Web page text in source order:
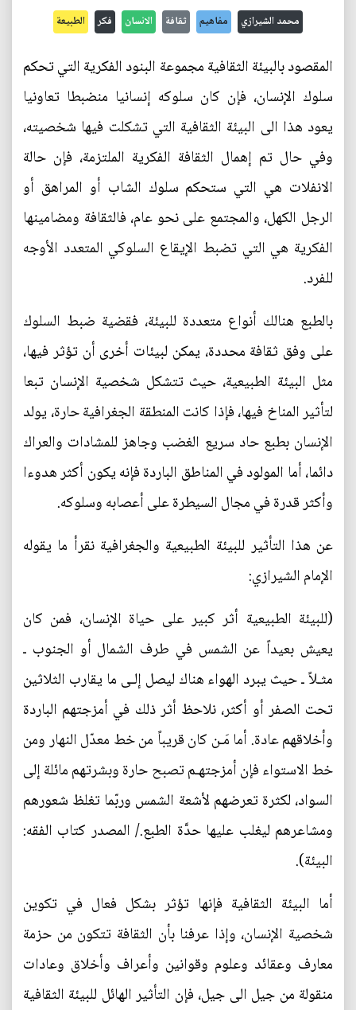
محمد الشيرازي مفاهيم ثقافة الانسان فكر الطبيعة
المقصود بالبيئة الثقافية مجموعة البنود الفكرية التي تحكم
سلوك الإنسان، فإن كان سلوكه إنسانيا منضبطا تعاونيا
يعود هذا الى البيئة الثقافية التي تشكلت فيها شخصيته،
وفي حال تم إهمال الثقافة الفكرية الملتزمة، فإن حالة
الانفلات هي التي ستحكم سلوك الشاب أو المراهق أو
الرجل الكهل، والمجتمع على نحو عام، فالثقافة ومضامينها
الفكرية هي التي تضبط الإيقاع السلوكي المتعدد الأوجه
للفرد.
بالطبع هنالك أنواع متعددة للبيئة، فقضية ضبط السلوك
على وفق ثقافة محددة، يمكن لبيئات أخرى أن تؤثر فيها،
مثل البيئة الطبيعية، حيث تتشكل شخصية الإنسان تبعا
لتأثير المناخ فيها، فإذا كانت المنطقة الجغرافية حارة، يولد
الإنسان بطبع حاد سريع الغضب وجاهز للمشادات والعراك
دائما، أما المولود في المناطق الباردة فإنه يكون أكثر هدوءا
وأكثر قدرة في مجال السيطرة على أعصابه وسلوكه.
عن هذا التأثير للبيئة الطبيعية والجغرافية نقرأ ما يقوله
الإمام الشيرازي:
(للبيئة الطبيعية أثر كبير على حياة الإنسان، فمن كان
يعيش بعيداً عن الشمس في طرف الشمال أو الجنوب ـ
مثـلاً ـ حيث يبرد الهواء هناك ليصل إلـى ما يقارب الثلاثين
تحت الصفر أو أكثر، نلاحظ أثر ذلك في أمزجتهم الباردة
وأخلاقهم عادة. أما مَـن كان قريباً من خط معدّل النهار ومن
خط الاستواء فإن أمزجتهـم تصبح حارة وبشرتهم مائلة إلى
السواد، لكثرة تعرضهم لأشعة الشمس وربّما تغلظ شعورهم
ومشاعرهم ليغلب عليها حدَّة الطبع./ المصدر كتاب الفقه:
البيئة).
أما البيئة الثقافية فإنها تؤثر بشكل فعال في تكوين
شخصية الإنسان، وإذا عرفنا بأن الثقافة تتكون من حزمة
معارف وعقائد وعلوم وقوانين وأعراف وأخلاق وعادات
منقولة من جيل الى جيل، فإن التأثير الهائل للبيئة الثقافية